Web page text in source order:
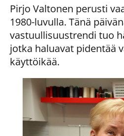
Pirjo Valtonen perusti
1980-luvulla. Tänä
vastuullisuustrendi tuo
jotka haluavat pidentää
käyttöikää.